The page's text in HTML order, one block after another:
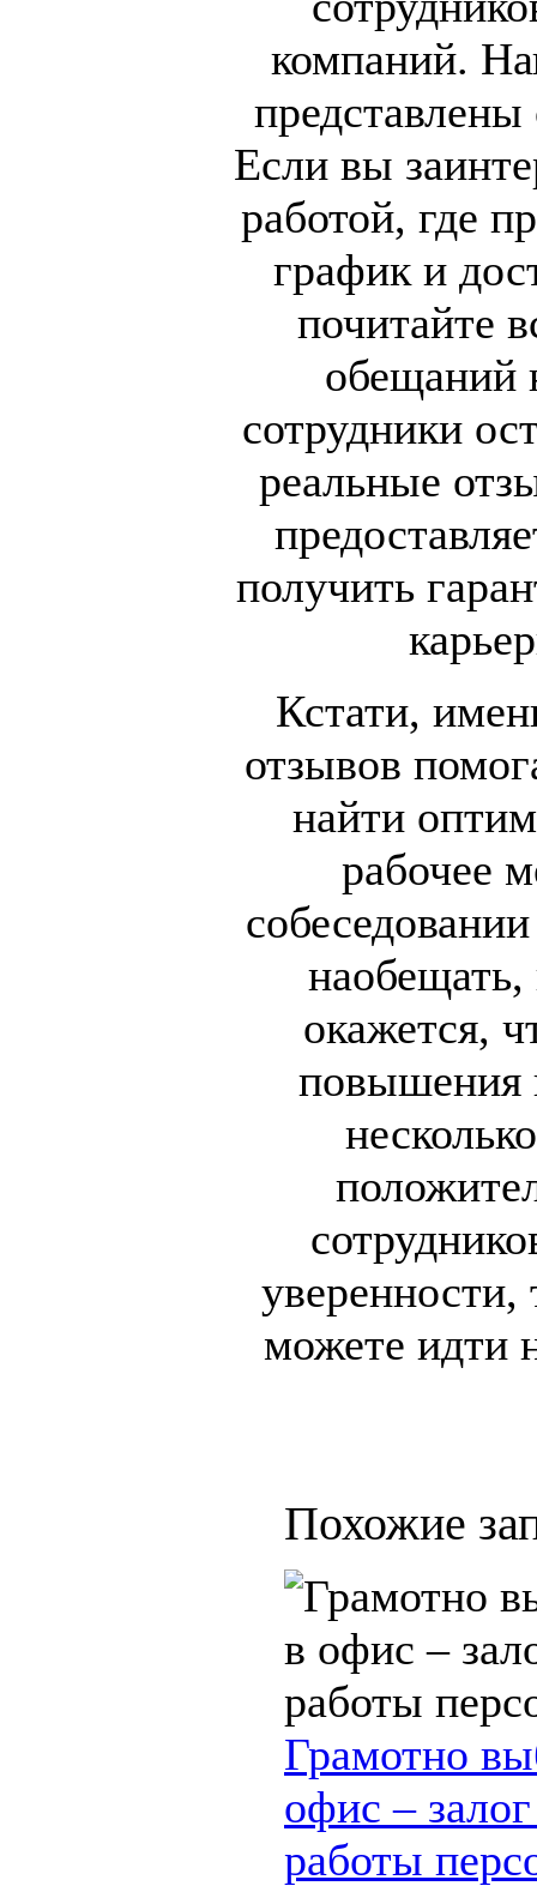
компаний.
Если вы
работой, где
график и
почитайте
обещаний
сотрудники
реальные
получить
Кстати,
отзывов
найти
рабочее
наобещать,
окажется,
повышения
уверенности,
можете идти
Похожие
Грамотно
офис –
работы